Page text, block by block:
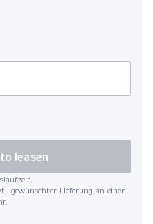
gewünschter Lieferung an einen
leasen